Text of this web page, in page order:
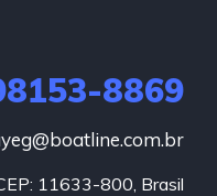
8869
11633-800, Brasil